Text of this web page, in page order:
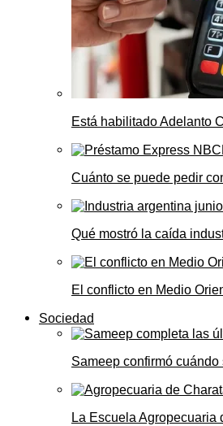
Está habilitado Adelanto
Cuánto se puede pedir
Qué mostró la caída
El conflicto en Medio
Sociedad
Sameep confirmó
La Escuela Agropecuaria